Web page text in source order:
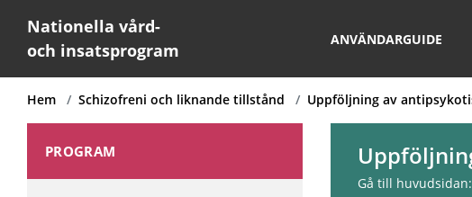
Nationella vård-
och insatsprogram
ANVÄNDARGUIDE
Hem Schizofreni och liknande tillstånd Uppföljning av
PROGRAM
Gå till huvudsidan: